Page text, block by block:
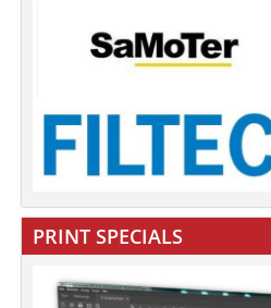
PRINT SPECIALS